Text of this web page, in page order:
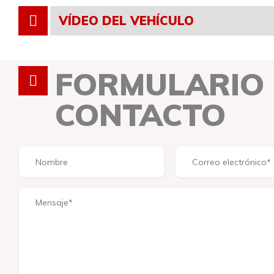
VÍDEO DEL VEHÍCULO
FORMULARIO
CONTACTO